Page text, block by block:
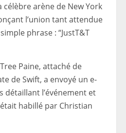
célèbre arène de New York
l’union tant attendue
phrase : “JustT&T
Paine, attaché de
de Swift, a envoyé un e-
détaillant l’événement et
habillé par Christian